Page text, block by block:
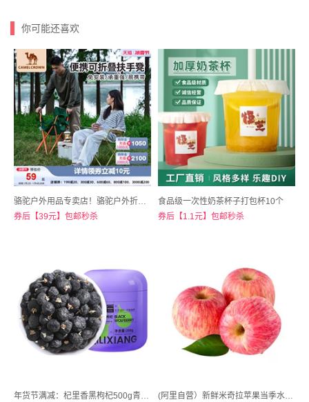
你可能还喜欢
骆驼户外用品专卖店！骆驼户外折叠椅
券后【39元】包邮秒杀
食品级一次性奶茶杯子打包杯10个
券后【1.1元】包邮秒杀
年货节满减：杞里香黑枸杞500g青海黑枸杞子 (阿里自营）新鲜米奇拉苹果当季水果3斤装